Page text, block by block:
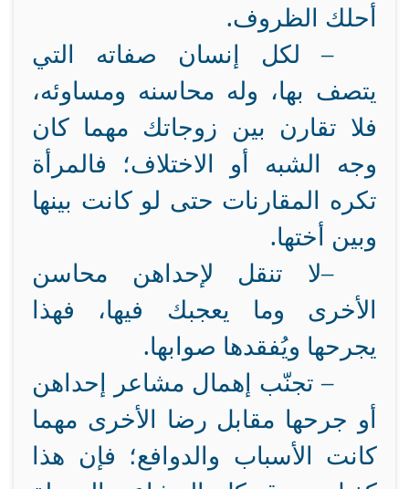
أحلك الظروف.
– لكل إنسان صفاته التي
يتصف بها، وله محاسنه ومساوئه،
فلا تقارن بين زوجاتك مهما كان
وجه الشبه أو الاختلاف؛ فالمرأة
تكره المقارنات حتى لو كانت بينها
وبين أختها.
–لا تنقل لإحداهن محاسن
الأخرى وما يعجبك فيها، فهذا
يجرحها ويُفقدها صوابها.
–تجنّب إهمال مشاعر إحداهن
أو جرحها مقابل رضا الأخرى مهما
كانت الأسباب والدوافع؛ فإن هذا